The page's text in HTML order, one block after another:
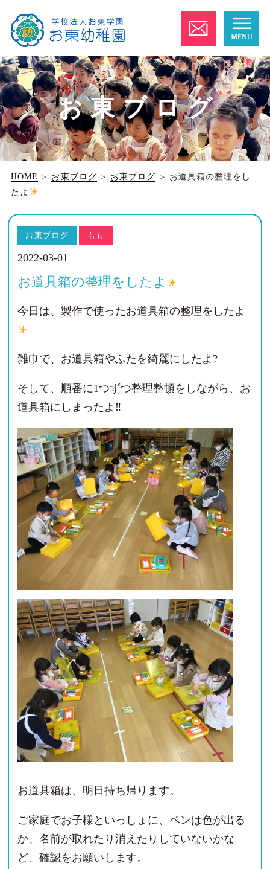
お東ブログ
HOME ＞ お東ブログ ＞ お東ブログ ＞ お道具箱の整理をし
たよ
お東ブログ もも
2022-03-01
お道具箱の整理をしたよ
今日は、製作で使ったお道具箱の整理をしたよ
雑巾で、お道具箱やふたを綺麗にしたよ?
そして、順番に1つずつ整理整頓をしながら、お
道具箱にしまったよ‼
お道具箱は、明日持ち帰ります。
ご家庭でお子様といっしょに、ペンは色が出る
か、名前が取れたり消えたりしていないかな
ど、確認をお願いします。